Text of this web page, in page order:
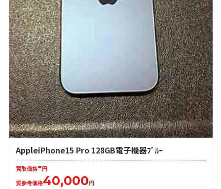
AppleiPhone15 Pro 128GB電子機器ﾌﾞﾙｰ
買取価格- 円
質参考価格40,000 円